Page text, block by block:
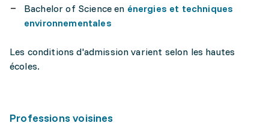
Bachelor of Science en énergies et techniques
environnementales
Les conditions d'admission varient selon les hautes
écoles.
Professions voisines